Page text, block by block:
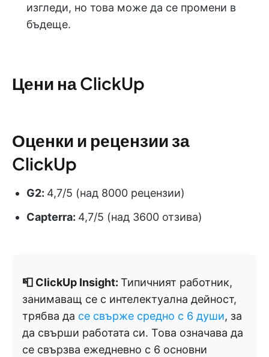
изгледи, но това може да се промени в
бъдеще.
Цени на ClickUp
Оценки и рецензии за
ClickUp
G2: 4,7/5 (над 8000 рецензии)
Capterra: 4,7/5 (над 3600 отзива)
📮 ClickUp Insight: Типичният работник,
занимаващ се с интелектуална дейност,
трябва да се свърже средно с 6 души, за
да свърши работата си. Това означава да
се свързва ежедневно с 6 основни